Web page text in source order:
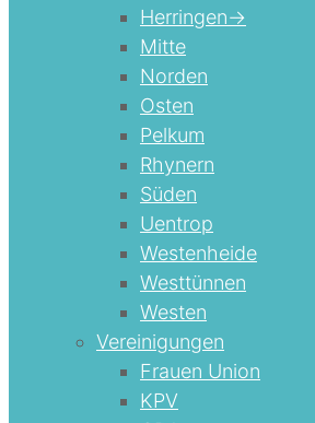
Herringen->
Mitte
Norden
Osten
Pelkum
Rhynern
Süden
Uentrop
Westenheide
Westtünnen
Westen
Vereinigungen
Frauen Union
KPV